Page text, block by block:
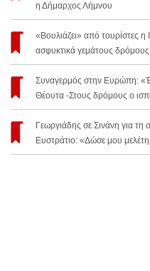
η Δήμαρχος Λήμνου
«Βουλιάζει» από τουρίστες η
ασφυκτικά γεμάτους
Συναγερμός στην Ευρώπη:
Θέουτα -Στους δρόμους ο
Γεωργιάδης σε Σινάνη για τη
Ευστράτιο: «Δώσε μου